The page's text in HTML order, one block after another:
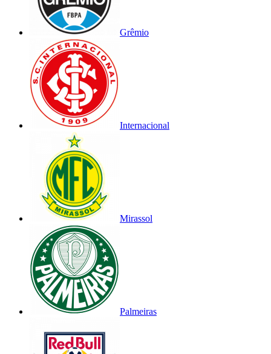
Grêmio
Internacional
Mirassol
Palmeiras